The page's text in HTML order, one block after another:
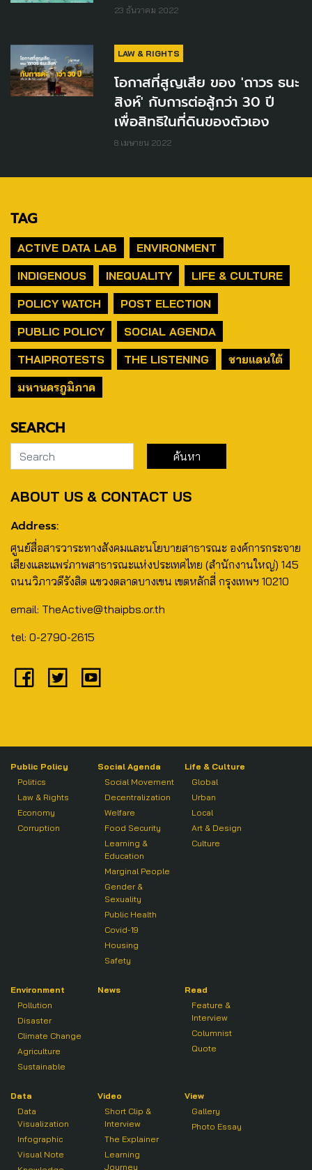
23 ธันวาคม 2022
LAW & RIGHTS
โอกาสที่สูญเสีย ของ 'ถาวร ธนะ
สิงห์' กับการต่อสู้กว่า 30 ปี
เพื่อสิทธิในที่ดินของตัวเอง
8 เมษายน 2022
TAG
ACTIVE DATA LAB
ENVIRONMENT
INDIGENOUS
INEQUALITY
LIFE & CULTURE
POLICY WATCH
POST ELECTION
PUBLIC POLICY
SOCIAL AGENDA
THAIPROTESTS
THE LISTENING
ชายแดนใต้
มหานครภูมิภาค
SEARCH
ABOUT US & CONTACT US
Address:
ศูนย์สื่อสารวาระทางสังคมและนโยบายสาธารณะ องค์การกระจาย
เสียงและแพร่ภาพสาธารณะแห่งประเทศไทย (สำนักงานใหญ่) 145
ถนนวิภาวดีรังสิต แขวงตลาดบางเขน เขตหลักสี่ กรุงเทพฯ 10210
email: TheActive@thaipbs.or.th
tel: 0-2790-2615
Public Policy
Politics
Law & Rights
Economy
Corruption
Social Agenda
Social Movement
Decentralization
Welfare
Food Security
Learning &
Education
Marginal People
Gender &
Sexuality
Public Health
Covid-19
Housing
Safety
Life & Culture
Global
Urban
Local
Art & Design
Culture
Environment
Pollution
Disaster
Climate Change
Agriculture
Sustainable
News
Read
Feature &
Interview
Columnist
Quote
Data
Data
Visualization
Infographic
Visual Note
Video
Short Clip &
Interview
The Explainer
Learning
Journey
View
Gallery
Photo Essay